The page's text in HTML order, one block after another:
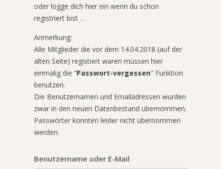
oder logge dich hier ein wenn du schon
registriert bist …
Anmerkung:
Alle Mitglieder die vor dem 14.04.2018 (auf der
alten Seite) registiert waren müssen hier
einmalig die “Passwort-vergessen" Funktion
benutzen.
Die Benutzernamen und Emailadressen wurden
zwar in den neuen Datenbestand übernommen.
Passwörter konnten leider nicht übernommen
werden.
Benutzername oder E-Mail